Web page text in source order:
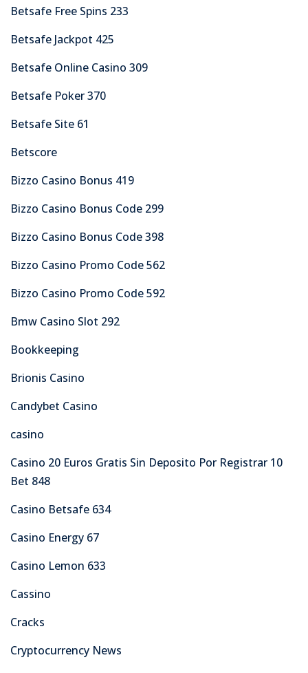
Betsafe Free Spins 233
Betsafe Jackpot 425
Betsafe Online Casino 309
Betsafe Poker 370
Betsafe Site 61
Betscore
Bizzo Casino Bonus 419
Bizzo Casino Bonus Code 299
Bizzo Casino Bonus Code 398
Bizzo Casino Promo Code 562
Bizzo Casino Promo Code 592
Bmw Casino Slot 292
Bookkeeping
Brionis Casino
Candybet Casino
casino
Casino 20 Euros Gratis Sin Deposito Por Registrar 10
Bet 848
Casino Betsafe 634
Casino Energy 67
Casino Lemon 633
Cassino
Cracks
Cryptocurrency News